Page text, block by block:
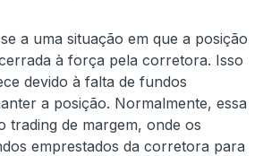
a uma situação em que a posição
à força pela corretora. Isso
devido à falta de fundos
a posição. Normalmente, essa
trading de margem, onde os
emprestados da corretora para